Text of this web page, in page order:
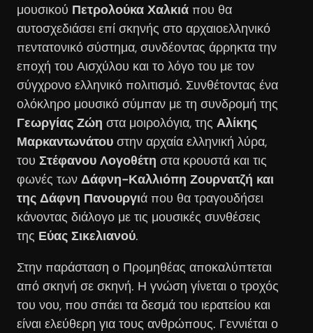
μουσικού Πετρολούκα Χαλκιά που θα
αυτοσχεδιάσει επί σκηνής στο αρχαιοελληνικό
πεντατονικό σύστημα, συνδέοντας άρρηκτα την
εποχή του Αισχύλου και το λόγο του με τον
σύγχρονο ελληνικό πολιτισμό. Συνθέτοντας ένα
ολόκληρο μουσικό σύμπαν με τη συνδρομή της
Γεωργίας Ζώη στα μοιρολόγια, της Αλίκης
Μαρκαντωνάτου στην αρχαία ελληνική λύρα,
του Στέφανου Λογοθέτη στα κρουστά και τις
φωνές των Δάφνη-Καλλιόπη Ζουρνατζή και
της Δάφνη Πανουργιά που θα τραγουδήσει
κάνοντας διάλογο με τις μουσικές συνθέσεις
της Εύας Σικελιανού.
Στην παράσταση ο Προμηθέας αποκαλύπτεται
από σκηνή σε σκηνή. Η γνώση γίνεται ο τροχός
του νου, που σπάει τα δεσμά του ιερατείου και
είναι ελεύθερη για τους ανθρώπους. Γεννιέται ο